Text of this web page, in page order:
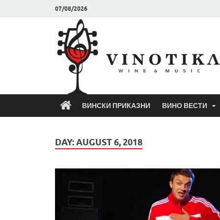
07/08/2026
ВИНСКИ ПРИКАЗНИ ВИНО ВЕСТИ
DAY:AUGUST 6, 2018